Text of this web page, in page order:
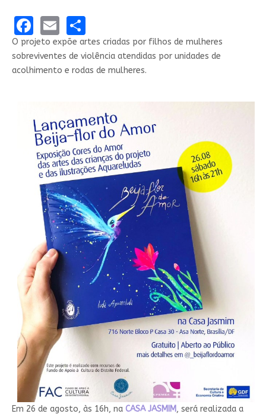
Facebook
EmailShare
O projeto expõe artes criadas por filhos de mulheres
sobreviventes de violência atendidas por unidades de
acolhimento e rodas de mulheres.
Em 26 de agosto, às 16h, na CASA JASMIM, será realizada a